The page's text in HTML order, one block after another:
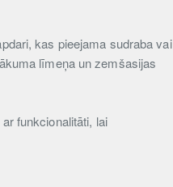
kas pieejama sudraba vai
līmeņa un zemšasijas
funkcionalitāti, lai